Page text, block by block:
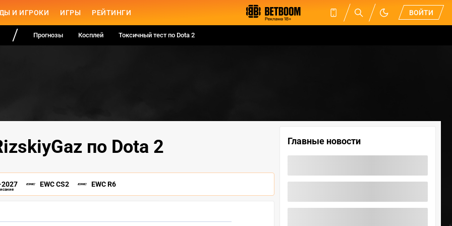
И ИГРОКИ ИГРЫ РЕЙТИНГИ ВОЙТИ
Прогнозы Косплей Токсичный тест по Dota 2
по Dota 2
EWC CS2 EWC R6
Главные новости